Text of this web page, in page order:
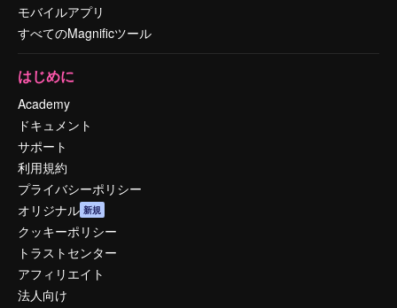
モバイルアプリ
すべてのMagnificツール
はじめに
Academy
ドキュメント
サポート
利用規約
プライバシーポリシー
オリジナル 新規
クッキーポリシー
トラストセンター
アフィリエイト
法人向け